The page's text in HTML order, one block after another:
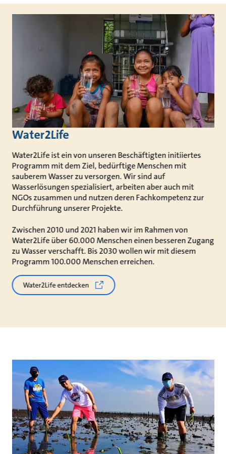
Water2Life
Water2Life ist ein von unseren Beschäftigten initiiertes
Programm mit dem Ziel, bedürftige Menschen mit
sauberem Wasser zu versorgen. Wir sind auf
Wasserlösungen spezialisiert, arbeiten aber auch mit
NGOs zusammen und nutzen deren Fachkompetenz zur
Durchführung unserer Projekte.
Zwischen 2010 und 2021 haben wir im Rahmen von
Water2Life über 60.000 Menschen einen besseren Zugang
zu Wasser verschafft. Bis 2030 wollen wir mit diesem
Programm 100.000 Menschen erreichen.
Water2Life entdecken